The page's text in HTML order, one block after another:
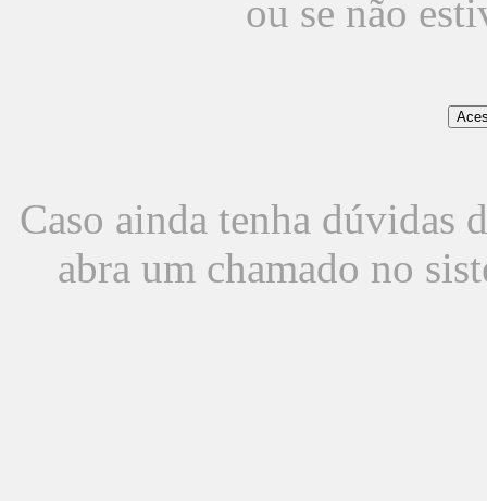
ou se não
Caso ainda tenha dúvidas
abra um chamado no